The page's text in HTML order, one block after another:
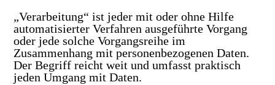
„Verarbeitung“ ist jeder mit oder ohne Hilfe
automatisierter Verfahren ausgeführte Vorgang
oder jede solche Vorgangsreihe im
Zusammenhang mit personenbezogenen Daten.
Der Begriff reicht weit und umfasst praktisch
jeden Umgang mit Daten.